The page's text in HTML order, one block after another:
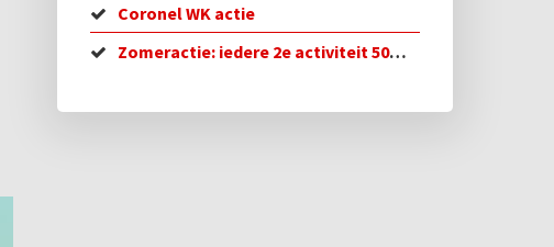
Coronel WK actie
Zomeractie: iedere 2e activiteit 50% korting